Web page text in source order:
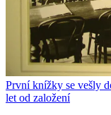
První knížky se vešly
let od založení